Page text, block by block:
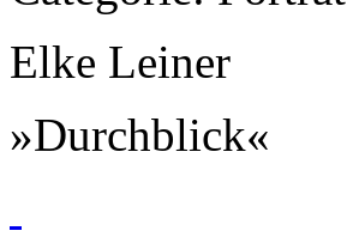
Elke Leiner
»Durchblick«